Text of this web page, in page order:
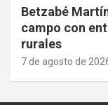
Betzabé
campo con
rurales
7 de agosto de